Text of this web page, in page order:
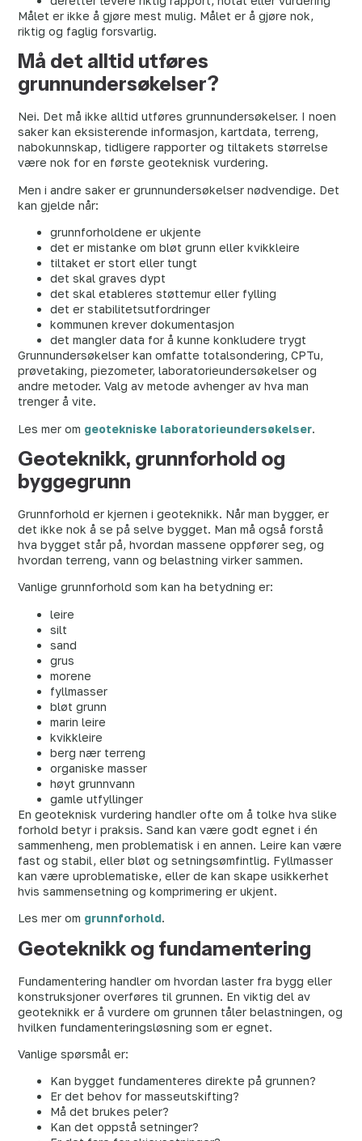
Målet er ikke å gjøre mest mulig. Målet er å gjøre nok,
riktig og faglig forsvarlig.
Må det alltid utføres
grunnundersøkelser?
Nei. Det må ikke alltid utføres grunnundersøkelser. I noen
saker kan eksisterende informasjon, kartdata, terreng,
nabokunnskap, tidligere rapporter og tiltakets størrelse
være nok for en første geoteknisk vurdering.
Men i andre saker er grunnundersøkelser nødvendige. Det
kan gjelde når:
grunnforholdene er ukjente
det er mistanke om bløt grunn eller kvikkleire
tiltaket er stort eller tungt
det skal graves dypt
det skal etableres støttemur eller fylling
det er stabilitetsutfordringer
kommunen krever dokumentasjon
det mangler data for å kunne konkludere trygt
Grunnundersøkelser kan omfatte totalsondering, CPTu,
prøvetaking, piezometer, laboratorieundersøkelser og
andre metoder. Valg av metode avhenger av hva man
trenger å vite.
Les mer om geotekniske laboratorieundersøkelser.
Geoteknikk, grunnforhold og
byggegrunn
Grunnforhold er kjernen i geoteknikk. Når man bygger, er
det ikke nok å se på selve bygget. Man må også forstå
hva bygget står på, hvordan massene oppfører seg, og
hvordan terreng, vann og belastning virker sammen.
Vanlige grunnforhold som kan ha betydning er:
leire
silt
sand
grus
morene
fyllmasser
bløt grunn
marin leire
kvikkleire
berg nær terreng
organiske masser
høyt grunnvann
gamle utfyllinger
En geoteknisk vurdering handler ofte om å tolke hva slike
forhold betyr i praksis. Sand kan være godt egnet i én
sammenheng, men problematisk i en annen. Leire kan være
fast og stabil, eller bløt og setningsømfintlig. Fyllmasser
kan være uproblematiske, eller de kan skape usikkerhet
hvis sammensetning og komprimering er ukjent.
Les mer om grunnforhold.
Geoteknikk og fundamentering
Fundamentering handler om hvordan laster fra bygg eller
konstruksjoner overføres til grunnen. En viktig del av
geoteknikk er å vurdere om grunnen tåler belastningen, og
hvilken fundamenteringsløsning som er egnet.
Vanlige spørsmål er:
Kan bygget fundamenteres direkte på grunnen?
Er det behov for masseutskifting?
Må det brukes peler?
Kan det oppstå setninger?